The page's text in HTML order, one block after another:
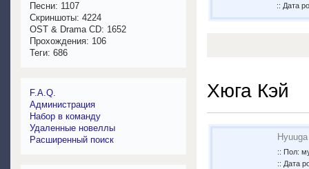
:: Дата
Хюга Кэй
:: Пол:
:: Дата
Песни: 1107
Скриншоты: 4224
OST & Drama CD: 1652
Прохождения: 106
Теги: 686
F.A.Q.
Администрация
Набор в команду
Удаленные новеллы
Расширенный поиск